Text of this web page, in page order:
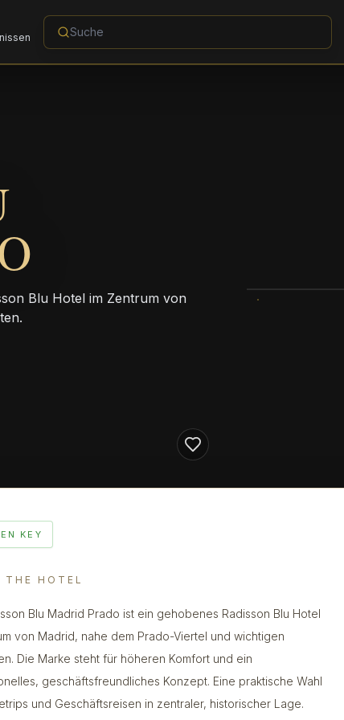
Blu Hotel im Zentrum von
KEY
THE HOTEL
Blu Madrid Prado ist ein gehobenes Radisson Blu Hotel
von Madrid, nahe dem Prado-Viertel und wichtigen
Die Marke steht für höheren Komfort und ein
geschäftsfreundliches Konzept. Eine praktische Wahl
und Geschäftsreisen in zentraler, historischer Lage.